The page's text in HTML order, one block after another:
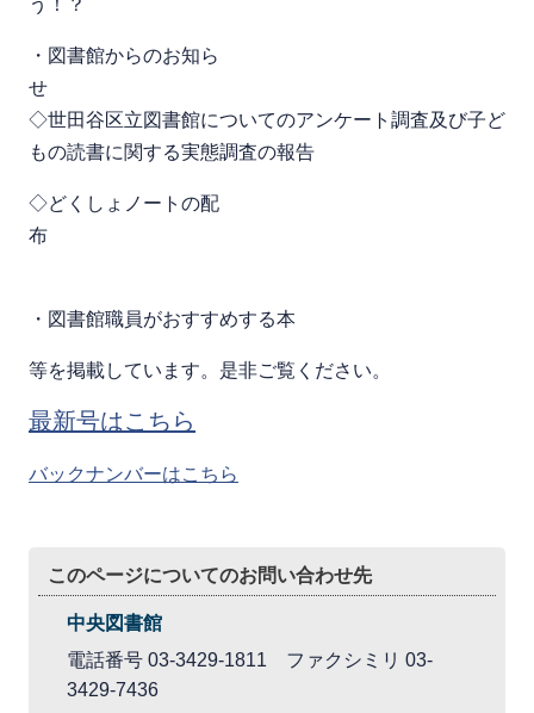
う！？
・図書館からのお知ら
◇世田谷区立図書館についてのアンケート調査及び子ど
もの読書に関する実態調査の報告
◇どくしょノートの配
・図書館職員がおすすめする本
等を掲載しています。是非ご覧ください。
最新号はこちら
バックナンバーはこちら
このページについてのお問い合わせ先
中央図書館
電話番号 03-3429-1811 ファクシミリ 03-
3429-7436